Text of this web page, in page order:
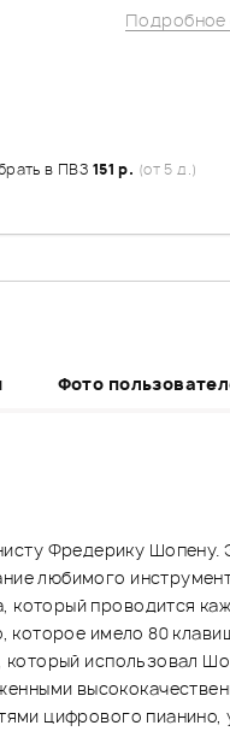
Подробное
в ПВЗ 151 р. (от 5 д.)
Фото
Фредерику
любимого
проводится
имело 80
использовал
цифрового